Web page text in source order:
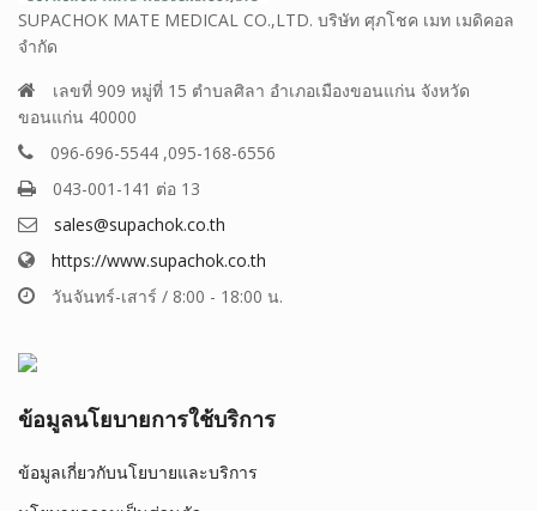
SUPACHOK MATE MEDICAL CO.,LTD. บริษัท ศุภโชค เมท เมดิคอล
จำกัด
เลขที่ 909 หมู่ที่ 15 ตำบลศิลา อำเภอเมืองขอนแก่น จังหวัด
ขอนแก่น 40000
096-696-5544 ,095-168-6556
043-001-141 ต่อ 13
sales@supachok.co.th
https://www.supachok.co.th
วันจันทร์-เสาร์ / 8:00 - 18:00 น.
ข้อมูลนโยบายการใช้บริการ
ข้อมูลเกี่ยวกับนโยบายและบริการ